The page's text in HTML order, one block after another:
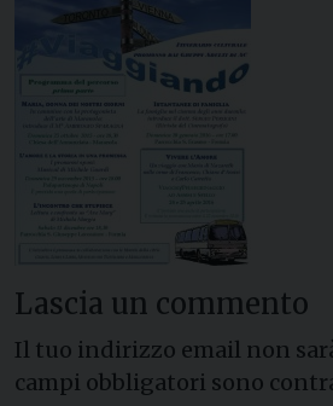
Lascia un commento
Il tuo indirizzo email non
campi obbligatori sono